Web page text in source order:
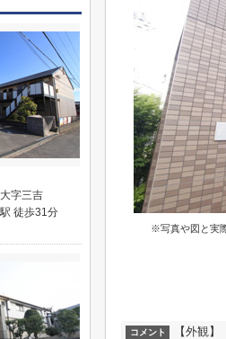
※写真や図と実
コメント 【外観】
字三吉
徒歩31分